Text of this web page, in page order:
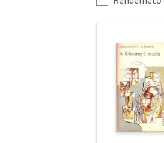
szűrők